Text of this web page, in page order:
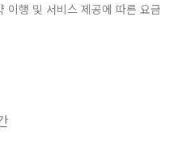
이행 및 서비스 제공에 따른 요금